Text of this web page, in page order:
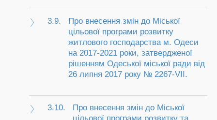
3.9.
Про внесення змін до Міської
цільової програми розвитку
житлового господарства м. Одеси
на 2017-2021 роки, затвердженої
рішенням Одеської міської ради від
26 липня 2017 року № 2267-VII.
3.10.
Про внесення змін до Міської